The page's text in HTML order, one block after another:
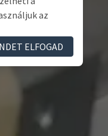
az
ELFOGAD